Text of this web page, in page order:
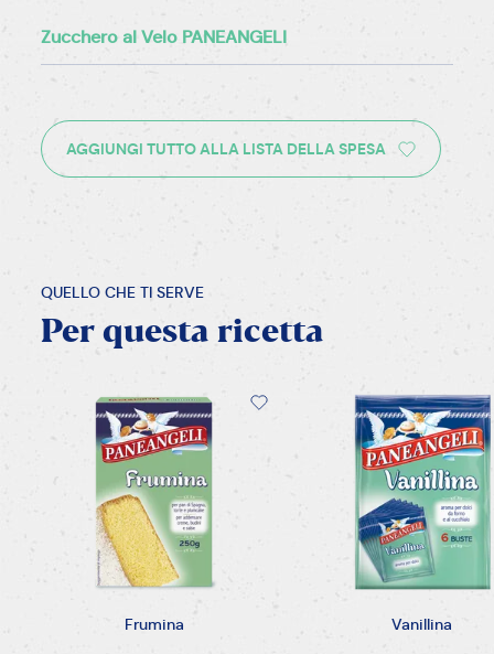
Zucchero al Velo PANEANGELI
AGGIUNGI TUTTO ALLA LISTA DELLA SPESA
QUELLO CHE TI SERVE
Per questa ricetta
Frumina Vanillina